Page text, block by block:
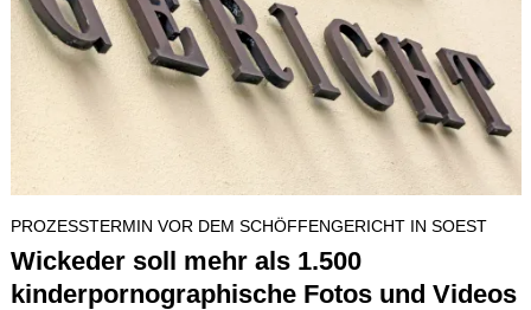
PROZESSTERMIN VOR DEM SCHÖFFENGERICHT IN SOEST
Wickeder soll mehr als 1.500
kinderpornographische Fotos und Videos